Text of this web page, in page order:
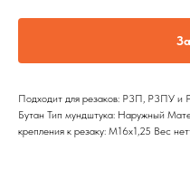
Подходит для резаков: Р3П, Р3ПУ и
Бутан Тип мундштука: Наружный
крепления к резаку: М16х1,25 Вес